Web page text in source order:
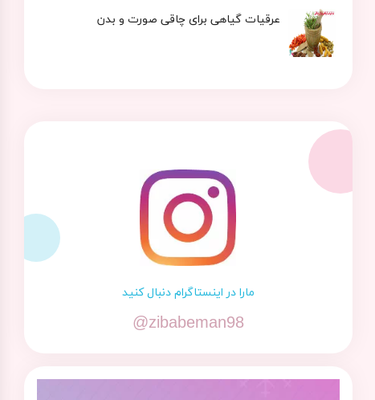
عرقیات گیاهی برای چاقی صورت و بدن
مارا در اینستاگرام دنبال کنید
@zibabeman98